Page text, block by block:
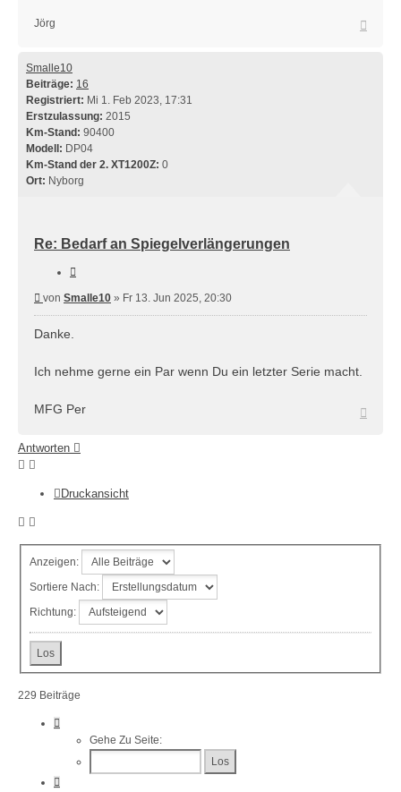
Jörg
Smalle10
Beiträge: 16
Registriert: Mi 1. Feb 2023, 17:31
Erstzulassung: 2015
Km-Stand: 90400
Modell: DP04
Km-Stand der 2. XT1200Z: 0
Ort: Nyborg
Re: Bedarf an Spiegelverlängerungen
Beitrag
von Smalle10 » Fr 13. Jun 2025, 20:30
Danke.
Ich nehme gerne ein Par wenn Du ein letzter Serie macht.
MFG Per
Antworten
Druckansicht
Anzeigen:
Sortiere Nach:
Richtung:
229 Beiträge
23
Gehe Zu Seite: